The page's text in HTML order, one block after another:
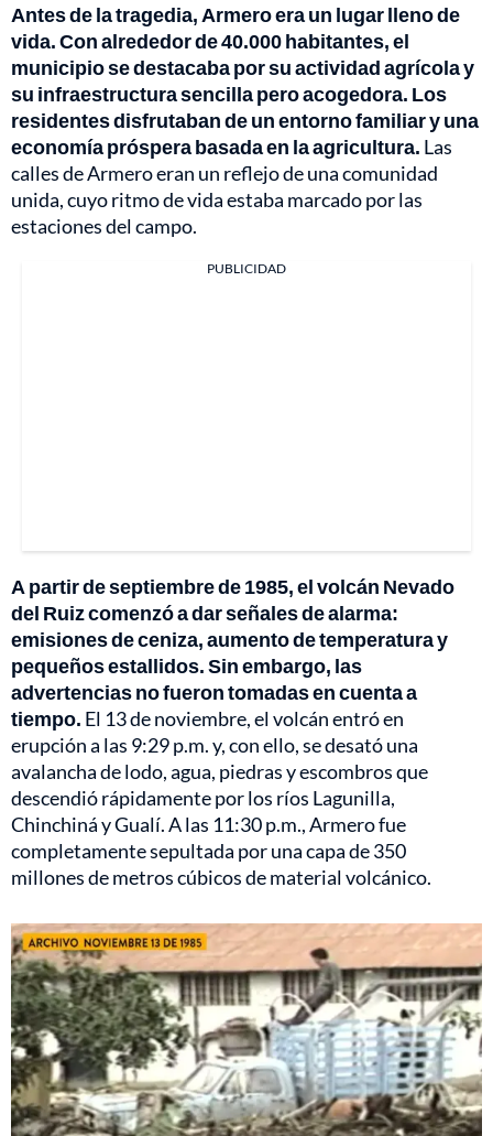
Antes de la tragedia, Armero era un lugar lleno de
vida. Con alrededor de 40.000 habitantes, el
municipio se destacaba por su actividad agrícola y
su infraestructura sencilla pero acogedora. Los
residentes disfrutaban de un entorno familiar y una
economía próspera basada en la agricultura. Las
calles de Armero eran un reflejo de una comunidad
unida, cuyo ritmo de vida estaba marcado por las
estaciones del campo.
PUBLICIDAD
A partir de septiembre de 1985, el volcán Nevado
del Ruiz comenzó a dar señales de alarma:
emisiones de ceniza, aumento de temperatura y
pequeños estallidos. Sin embargo, las
advertencias no fueron tomadas en cuenta a
tiempo. El 13 de noviembre, el volcán entró en
erupción a las 9:29 p.m. y, con ello, se desató una
avalancha de lodo, agua, piedras y escombros que
descendió rápidamente por los ríos Lagunilla,
Chinchiná y Gualí. A las 11:30 p.m., Armero fue
completamente sepultada por una capa de 350
millones de metros cúbicos de material volcánico.